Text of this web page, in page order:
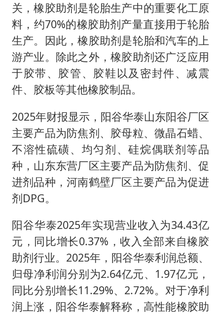
关，橡胶助剂是轮胎生产中的重要化工原
料，约70%的橡胶助剂产量直接用于轮胎
生产。因此，橡胶助剂是轮胎和汽车的上
游产业。除此之外，橡胶助剂还广泛应用
于胶带、胶管、胶鞋以及密封件、减震
件、胶板等其他橡胶制品。
2025年财报显示，阳谷华泰山东阳谷厂区
主要产品为防焦剂、胶母粒、微晶石蜡、
不溶性硫磺、均匀剂、硅烷偶联剂等品
种，山东东营厂区主要产品为防焦剂、促
进剂品种，河南鹤壁厂区主要产品为促进
剂DPG。
阳谷华泰2025年实现营业收入为34.43亿
元，同比增长0.37%，收入全部来自橡胶
助剂行业。2025年，阳谷华泰利润总额、
归母净利润分别为2.64亿元、1.97亿元，
同比分别增长11.29%、2.72%。对于净利
润上涨，阳谷华泰解释称，高性能橡胶助